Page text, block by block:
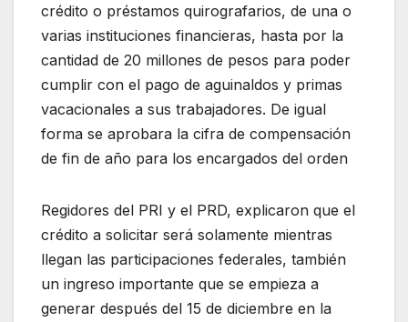
crédito o préstamos quirografarios, de una o
varias instituciones financieras, hasta por la
cantidad de 20 millones de pesos para poder
cumplir con el pago de aguinaldos y primas
vacacionales a sus trabajadores. De igual
forma se aprobara la cifra de compensación
de fin de año para los encargados del orden
Regidores del PRI y el PRD, explicaron que el
crédito a solicitar será solamente mientras
llegan las participaciones federales, también
un ingreso importante que se empieza a
generar después del 15 de diciembre en la